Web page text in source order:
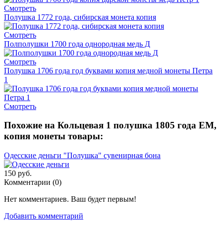
Смотреть
Полушка 1772 года, сибирская монета копия
Смотреть
Полполушки 1700 года однородная медь Д
Смотреть
Полушка 1706 года год буквами копия медной монеты Петра
1
Смотреть
Похожие на Кольцевая 1 полушка 1805 года ЕМ,
копия монеты товары:
Одесские деньги "Полушка" сувенирная бона
150 руб.
Комментарии (0)
Нет комментариев. Ваш будет первым!
Добавить комментарий